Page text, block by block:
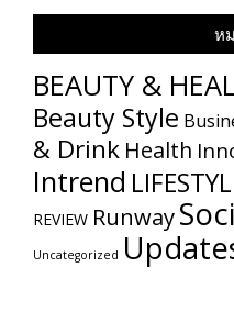
ห
BEAUTY &
Beauty Style
& Drink Health
Intrend
REVIEW Runway
Uncategorized